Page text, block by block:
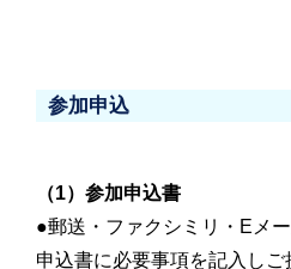
参加申込
（1）参加申込書
●郵送・ファクシミリ・Eメ
申込書に必要事項を記入しご